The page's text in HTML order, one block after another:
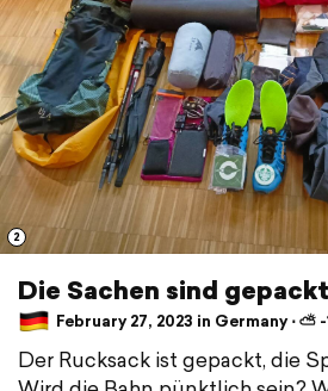
2
Die Sachen sind gepackt
February 27, 2023 in Germany ⋅ ⛅ -
Der Rucksack ist gepackt, die